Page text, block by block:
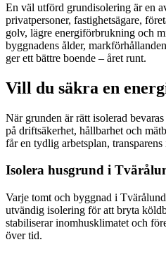
En väl utförd grundisolering är en
privatpersoner, fastighetsägare,
golv, lägre energiförbrukning och
byggnadens ålder,
ger ett bättre boende – året runt.
Vill du säkra en
När grunden är rätt isolerad
på driftsäkerhet, hållbarhet och
får en tydlig arbetsplan,
Isolera husgrund i
Varje tomt och byggnad i
utvändig isolering för att bryta
stabiliserar inomhusklimatet och
över tid.